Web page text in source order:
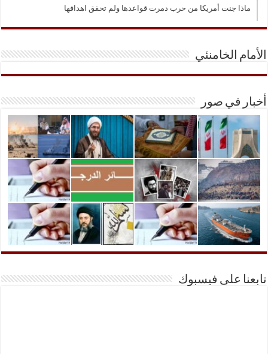
ماذا جنت أمريكا من حرب دمرت قواعدها ولم تحقق اهدافها
الأمام الخامنئي
أخبار في صور
تابعنا على فيسبوك